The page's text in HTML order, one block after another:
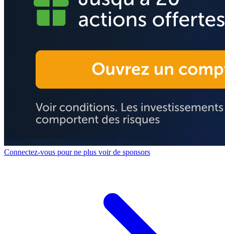
Connectez-vous pour ne plus voir de sponsors